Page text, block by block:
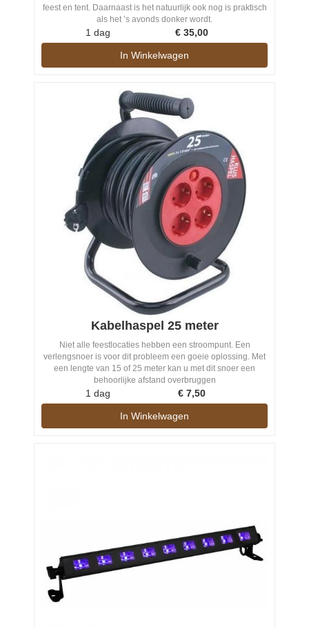
feest en tent. Daarnaast is het natuurlijk ook nog is praktisch
als het ’s avonds donker wordt.
1 dag € 35,00
In Winkelwagen
Kabelhaspel 25 meter
Niet alle feestlocaties hebben een stroompunt. Een
verlengsnoer is voor dit probleem een goeie oplossing. Met
een lengte van 15 of 25 meter kan u met dit snoer een
behoorlijke afstand overbruggen
1 dag € 7,50
In Winkelwagen